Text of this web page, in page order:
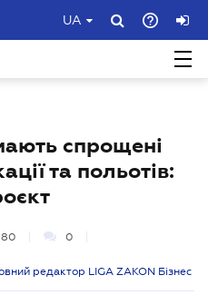
UA
спрощені
та польотів:
80 0
редактор LIGA ZAKON Бізнес